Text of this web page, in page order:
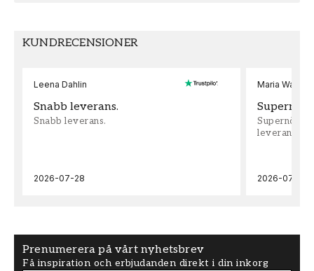
KUNDRECENSIONER
Leena Dahlin
Snabb leverans.
Snabb leverans.
2026-07-28
Maria
leveran,
2026-07-22
Prenumerera på vårt nyhetsbrev
Få inspiration och erbjudanden direkt i din inkorg